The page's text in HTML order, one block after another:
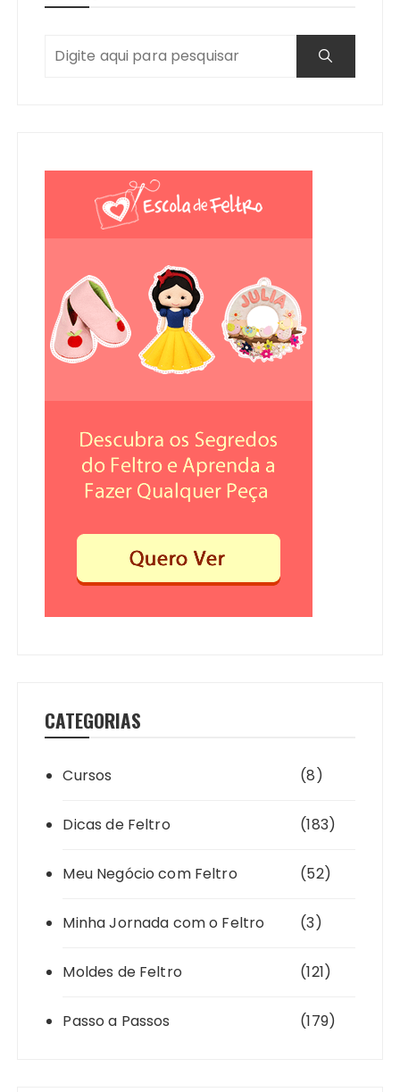
CATEGORIAS
Cursos (8)
Dicas de Feltro (183)
Meu Negócio com Feltro (52)
Minha Jornada com o Feltro (3)
Moldes de Feltro (121)
Passo a Passos (179)